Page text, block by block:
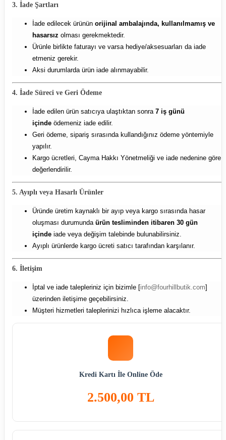
3. İade Şartları
İade edilecek ürünün orijinal ambalajında, kullanılmamış ve
hasarsız olması gerekmektedir.
Ürünle birlikte faturayı ve varsa hediye/aksesuarları da iade
etmeniz gerekir.
Aksi durumlarda ürün iade alınmayabilir.
4. İade Süreci ve Geri Ödeme
İade edilen ürün satıcıya ulaştıktan sonra 7 iş günü
içinde ödemeniz iade edilir.
Geri ödeme, sipariş sırasında kullandığınız ödeme yöntemiyle
yapılır.
Kargo ücretleri, Cayma Hakkı Yönetmeliği ve iade nedenine göre
değerlendirilir.
5. Ayıplı veya Hasarlı Ürünler
Üründe üretim kaynaklı bir ayıp veya kargo sırasında hasar
oluşması durumunda ürün tesliminden itibaren 30 gün
içinde iade veya değişim talebinde bulunabilirsiniz.
Ayıplı ürünlerde kargo ücreti satıcı tarafından karşılanır.
6. İletişim
İptal ve iade talepleriniz için bizimle [info@fourhillbutik.com]
üzerinden iletişime geçebilirsiniz.
Müşteri hizmetleri taleplerinizi hızlıca işleme alacaktır.
Kredi Kartı İle Online Öde
2.500,00 TL